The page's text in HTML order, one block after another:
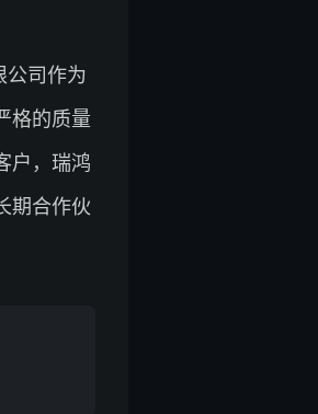
公司作为
格的质量
户，瑞鸿
期合作伙